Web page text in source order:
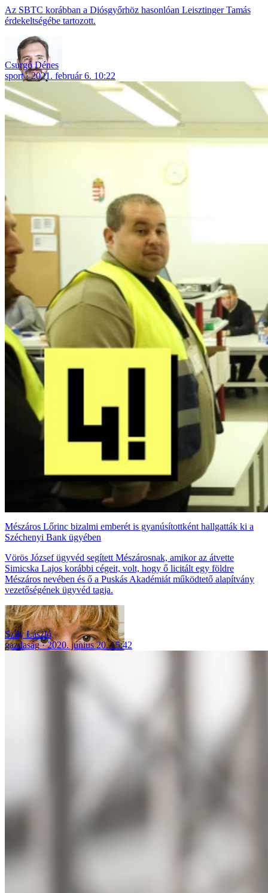
Az SBTC korábban a Diósgyőrhöz hasonlóan Leisztinger Tamás
érdekeltségébe tartozott.
Csurgó Dénes
sport
2021. február 6. 10:22
Mészáros Lőrinc bizalmi emberét is gyanúsítottként hallgatták ki a
Széchenyi Bank ügyében
Vörös József ügyvéd segített Mészárosnak, amikor az átvette
Simicska Lajos korábbi cégeit, volt, hogy ő licitált egy földre
Mészáros nevében és ő a Puskás Akadémiát működtető alapítvány
vezetőségének ügyvéd tagja.
Szily László
gazdaság
2020. június 20. 15:42